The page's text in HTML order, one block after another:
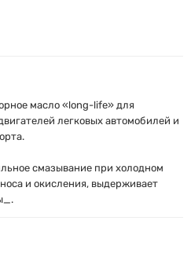
масло «long-life» для
легковых автомобилей и
смазывание при холодном
и окисления, выдерживает